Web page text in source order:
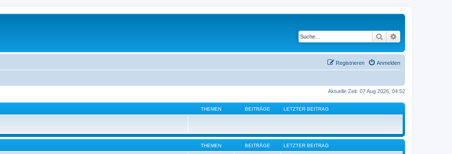
Suche
Anmelden
Registrieren
Aktuelle Zeit: 07 Aug 2026, 04:52
THEMEN BEITRÄGE LETZTER BEITRAG
THEMEN BEITRÄGE LETZTER BEITRAG